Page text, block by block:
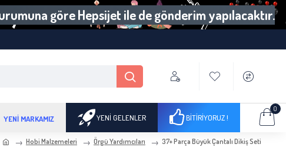
göre Hepsijet ile de gönderim yapılacaktır.
YENİ MARKAMIZ YENI GELENLER BITIRIYORUZ !
0
Hobi Malzemeleri Örgü Yardımcıları 37+ Parça Büyük Çantalı Dikiş Seti